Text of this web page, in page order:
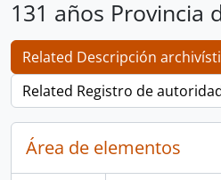
131 años Provincia
Related Descripción
Related Registro de
Área de elementos